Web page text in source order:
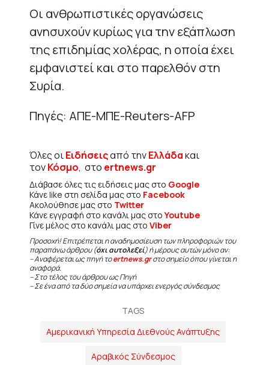
Οι ανθρωπιστικές οργανώσεις
ανησυχούν κυρίως για την εξάπλωση
της επιδημίας χολέρας, η οποία έχει
εμφανιστεί και στο παρελθόν στη
Συρία.
Πηγές: ΑΠΕ-ΜΠΕ-Reuters-AFP
Όλες οιΕιδήσειςαπό τηνΕλλάδακαι
τονΚόσμο, στο ertnews.gr
Διάβασε όλες τις ειδήσεις μας στο Google
Κάνε like στη σελίδα μας στο Facebook
Ακολούθησε μας στο Twitter
Κάνε εγγραφή στο κανάλι μας στοYoutube
Γίνε μέλος στο κανάλι μας στο Viber
Προσοχή! Επιτρέπεται η αναδημοσίευση των πληροφοριών του
παραπάνω άρθρου (όχι αυτολεξεί) ή μέρους αυτών μόνο αν:
– Αναφέρεται ως πηγή τοertnews.grστο σημείο όπου γίνεται η
αναφορά.
– Στο τέλος του άρθρου ως Πηγή
– Σε ένα από τα δύο σημεία να υπάρχει ενεργός σύνδεσμος
TAGS
Αμερικανική Υπηρεσία Διεθνούς Ανάπτυξης
Αραβικός Σύνδεσμος